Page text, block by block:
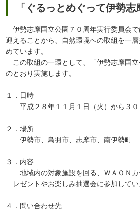
「ぐるっとめぐって伊勢
伊勢志摩国立公園７０周年実行委員会
迎えることから、自然環境への取組を一
めています。
この取組の一環として、「伊勢志摩国
のとおり実施します。
１．日時
平成２８年１１月１日（火）から３０
２．場所
伊勢市、鳥羽市、志摩市、南伊勢町
３．内容
地域内の対象施設を回る、ＷＡＯＮカ
レゼントやお楽しみ抽選会に参加してい
４．問い合わせ先